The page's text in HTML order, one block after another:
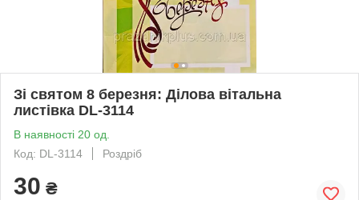
Зі святом 8 березня: Ділова вітальна
листівка DL-3114
В наявності 20 од.
Код: DL-3114
Роздріб
30 ₴